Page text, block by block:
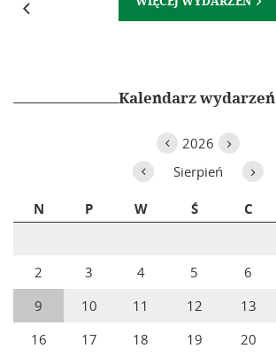

Kalendarz wydarzeń
 2026 
 Sierpień 
N P W Ś C
2
3 4 5 6
9
10 11 12 13
16
17 18 19 20